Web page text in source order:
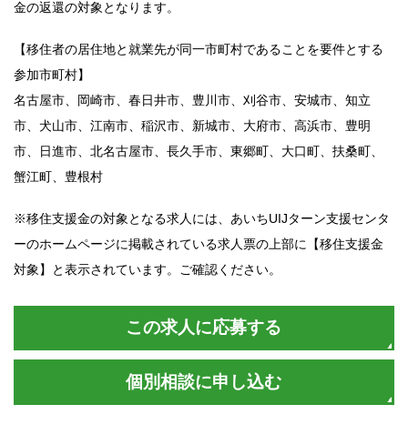
金の返還の対象となります。
【移住者の居住地と就業先が同一市町村であることを要件とする
参加市町村】
名古屋市、岡崎市、春日井市、豊川市、刈谷市、安城市、知立
市、犬山市、江南市、稲沢市、新城市、大府市、高浜市、豊明
市、日進市、北名古屋市、長久手市、東郷町、大口町、扶桑町、
蟹江町、豊根村
※移住支援金の対象となる求人には、あいちUIJターン支援センタ
ーのホームページに掲載されている求人票の上部に【移住支援金
対象】と表示されています。ご確認ください。
この求人に応募する
個別相談に申し込む